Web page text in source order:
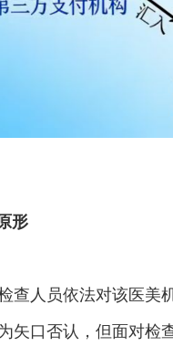
形
查人员依法对该医美
矢口否认，但面对检